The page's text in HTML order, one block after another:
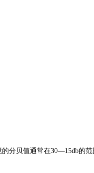
分贝值通常在30—15db的范